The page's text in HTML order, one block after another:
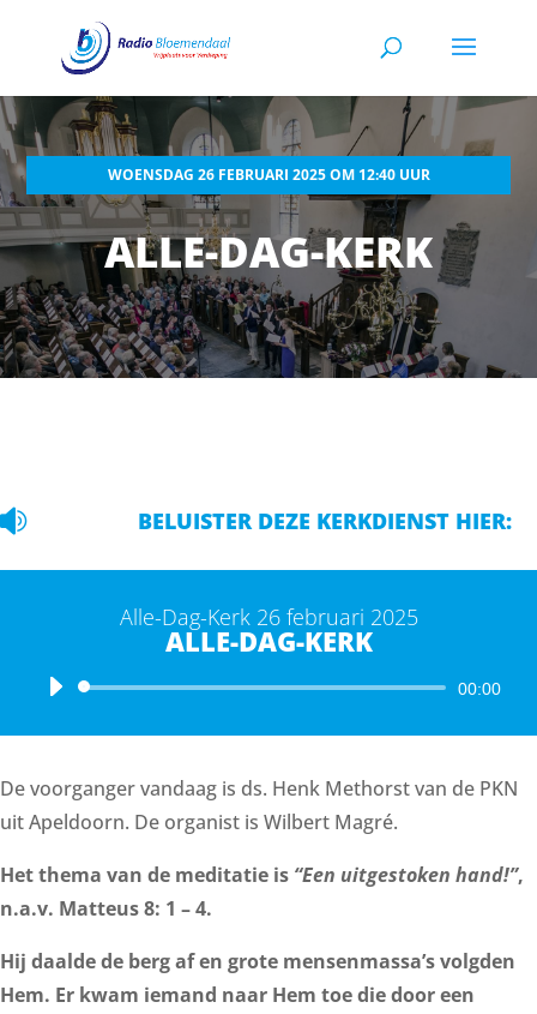
WOENSDAG 26 FEBRUARI 2025 OM 12:40 UUR
ALLE-DAG-KERK
 BELUISTER DEZE KERKDIENST HIER:
Alle-Dag-Kerk 26 februari 2025
ALLE-DAG-KERK
Audiospeler 00:00
De voorganger vandaag is ds. Henk Methorst van de PKN
uit Apeldoorn. De organist is Wilbert Magré.
Het thema van de meditatie is “Een uitgestoken hand!”,
n.a.v. Matteus 8: 1 – 4.
Hij daalde de berg af en grote mensenmassa’s volgden
Hem. Er kwam iemand naar Hem toe die door een